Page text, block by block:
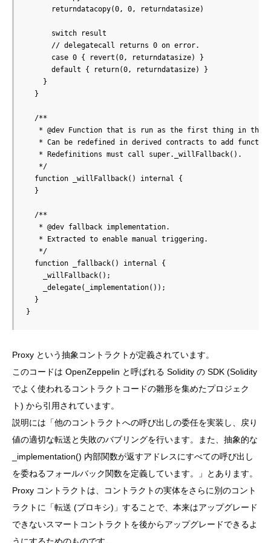
      returndatacopy(0, 0, returndatasize)
      switch result
      // delegatecall returns 0 on error.
      case 0 { revert(0, returndatasize) }
      default { return(0, returndatasize) }
    }
  }
  /**
* @dev Function that is run as the first thing in the
* Can be redefined in derived contracts to add
   * Redefinitions must call super._willFallback().
   */
  function _willFallback() internal {
  }
  /**
   * @dev fallback implementation.
   * Extracted to enable manual triggering.
   */
  function _fallback() internal {
    _willFallback();
    _delegate(_implementation());
  }
}
Proxy という抽象コントラクトが定義されています。
このコードは OpenZeppelin と呼ばれる Solidity の SDK (Solidity
でよく使われるコントラクトコードの雛形を集めたプロジェク
ト) から引用されています。
説明には「他のコントラクトへの呼び出しの委任を実装し、戻り
値の適切な転送と失敗のバブリングを行います。また、抽象的な
_implementation() 内部関数が返すアドレスにすべての呼び出し
を委ねるフォールバック関数を定義しています。」とあります。
Proxy コントラクトは、コントラクトの実体をさらに別のコント
ラクトに「転送 (プロキシ)」することで、本来はアップグレード
できないスマートコントラクトを後からアップグレードできるよ